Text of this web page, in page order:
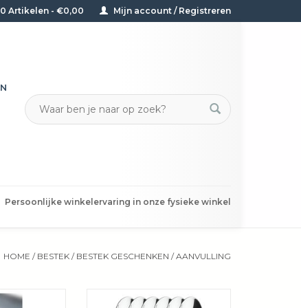
0 Artikelen - €0,00 Mijn account / Registreren
Persoonlijke winkelervaring in onze fysieke winkel
HOME / BESTEK / BESTEK GESCHENKEN / AANVULLING
scherpe
Koffielepelset "One Extra"